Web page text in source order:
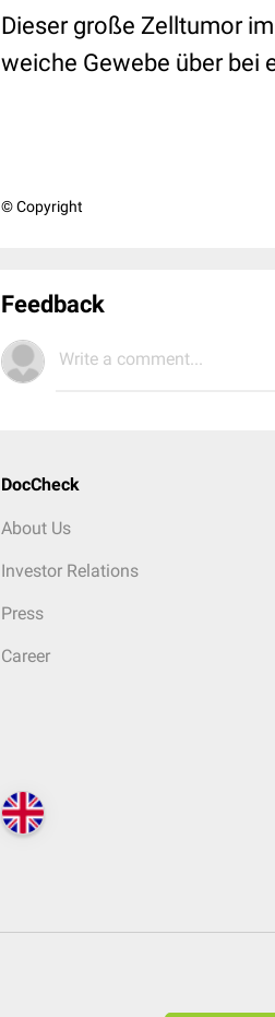
Dieser große Zelltumor
weiche Gewebe über bei
© Copyright
Feedback
Write a comment...
DocCheck
About Us
Investor Relations
Press
Career